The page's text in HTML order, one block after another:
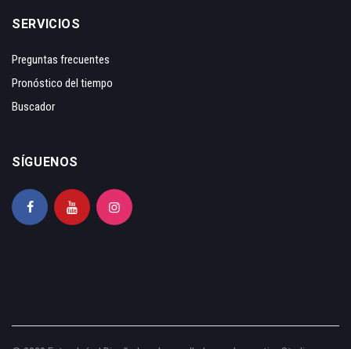
SERVICIOS
Preguntas frecuentes
Pronóstico del tiempo
Buscador
SÍGUENOS